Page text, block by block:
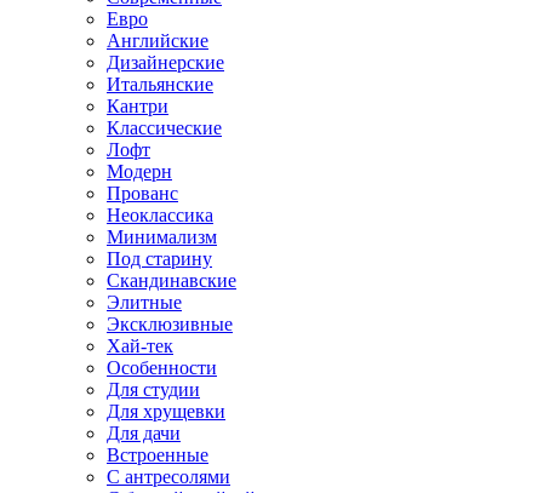
Евро
Английские
Дизайнерские
Итальянские
Кантри
Классические
Лофт
Модерн
Прованс
Неоклассика
Минимализм
Под старину
Скандинавские
Элитные
Эксклюзивные
Хай-тек
Особенности
Для студии
Для хрущевки
Для дачи
Встроенные
С антресолями